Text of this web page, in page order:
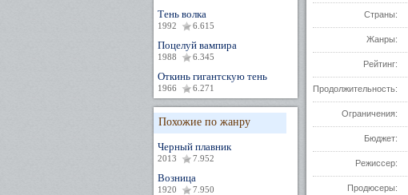
Тень волка
1992 6.615
Поцелуй вампира
1988 6.345
Откинь гигантскую тень
1966 6.271
Похожие по жанру
Черный плавник
2013 7.952
Возница
1920 7.950
Страны:
Жанры:
Рейтинг:
Продолжительность:
Ограничения:
Бюджет:
Режиссер:
Продюсеры: